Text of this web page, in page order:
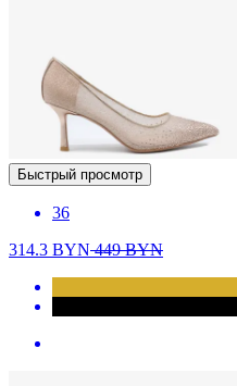
Быстрый просмотр
36
314.3 BYN449BYN